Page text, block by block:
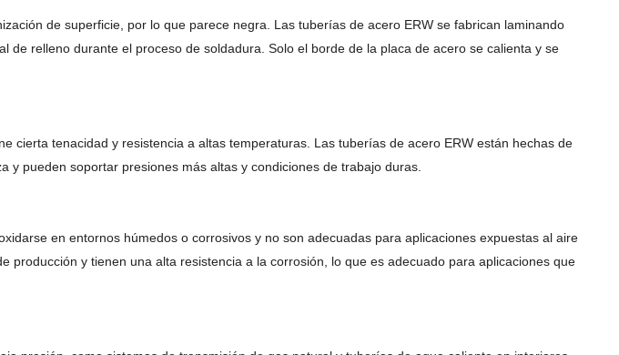
de superficie, por lo que parece negra. Las tuberías de acero ERW se fabrican laminando
relleno durante el proceso de soldadura. Solo el borde de la placa de acero se calienta y se
tenacidad y resistencia a altas temperaturas. Las tuberías de acero ERW están hechas de
pueden soportar presiones más altas y condiciones de trabajo duras.
en entornos húmedos o corrosivos y no son adecuadas para aplicaciones expuestas al aire
y tienen una alta resistencia a la corrosión, lo que es adecuado para aplicaciones que